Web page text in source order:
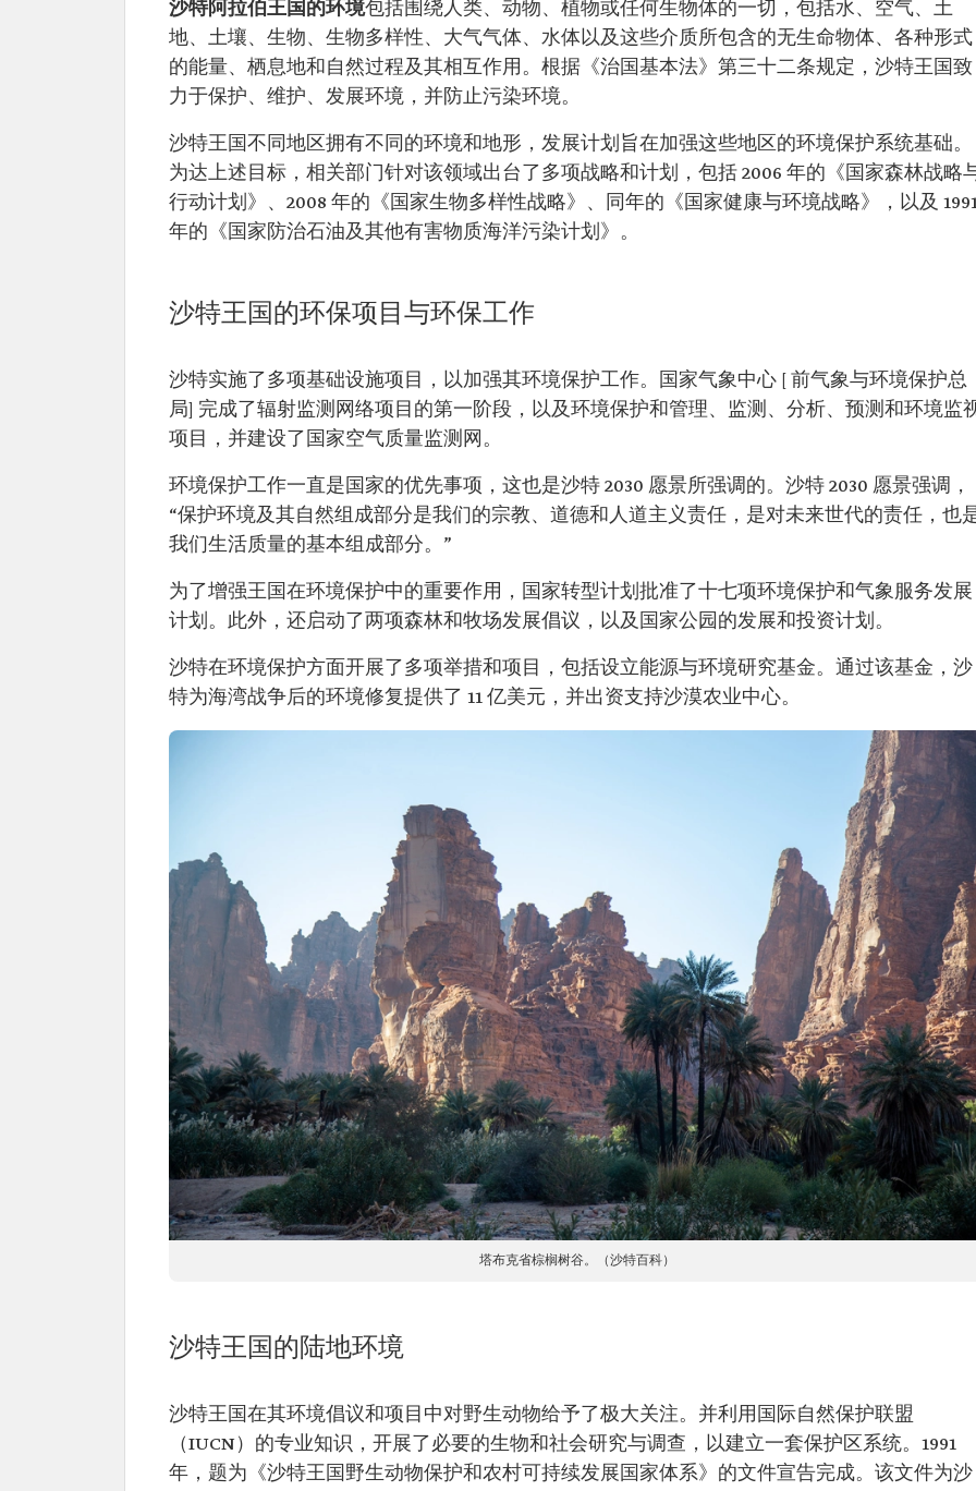
沙特阿拉伯王国的环境包括围绕人类、动物、植物或任何生物体的一切，包括水、空气、土
地、土壤、生物、生物多样性、大气气体、水体以及这些介质所包含的无生命物体、各种形式
的能量、栖息地和自然过程及其相互作用。根据《治国基本法》第三十二条规定，沙特王国致
力于保护、维护、发展环境，并防止污染环境。
沙特王国不同地区拥有不同的环境和地形，发展计划旨在加强这些地区的环境保护系统基础。
为达上述目标，相关部门针对该领域出台了多项战略和计划，包括 2006 年的《国家森林战略
行动计划》、2008 年的《国家生物多样性战略》、同年的《国家健康与环境战略》，以及
年的《国家防治石油及其他有害物质海洋污染计划》。
沙特王国的环保项目与环保工作
沙特实施了多项基础设施项目，以加强其环境保护工作。国家气象中心 [ 前气象与环境保护总
局] 完成了辐射监测网络项目的第一阶段，以及环境保护和管理、监测、分析、预测和环境监
项目，并建设了国家空气质量监测网。
环境保护工作一直是国家的优先事项，这也是沙特 2030 愿景所强调的。沙特 2030 愿景强调，
“保护环境及其自然组成部分是我们的宗教、道德和人道主义责任，是对未来世代的责任，也
我们生活质量的基本组成部分。”
为了增强王国在环境保护中的重要作用，国家转型计划批准了十七项环境保护和气象服务发展
计划。此外，还启动了两项森林和牧场发展倡议，以及国家公园的发展和投资计划。
沙特在环境保护方面开展了多项举措和项目，包括设立能源与环境研究基金。通过该基金，沙
特为海湾战争后的环境修复提供了 11 亿美元，并出资支持沙漠农业中心。
塔布克省棕榈树谷。（沙特百科）
沙特王国的陆地环境
沙特王国在其环境倡议和项目中对野生动物给予了极大关注。并利用国际自然保护联盟
（IUCN）的专业知识，开展了必要的生物和社会研究与调查，以建立一套保护区系统。1991
年，题为《沙特王国野生动物保护和农村可持续发展国家体系》的文件宣告完成。该文件为沙